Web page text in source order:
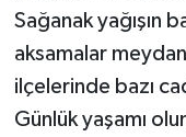
Sağanak yağışın
aksamalar
ilçelerinde bazı
Günlük yaşamı